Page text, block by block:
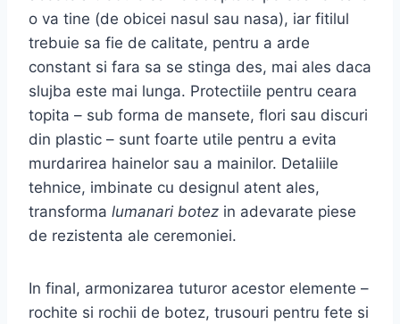
o va tine (de obicei nasul sau nasa), iar fitilul
trebuie sa fie de calitate, pentru a arde
constant si fara sa se stinga des, mai ales daca
slujba este mai lunga. Protectiile pentru ceara
topita – sub forma de mansete, flori sau discuri
din plastic – sunt foarte utile pentru a evita
murdarirea hainelor sau a mainilor. Detaliile
tehnice, imbinate cu designul atent ales,
transforma lumanari botez in adevarate piese
de rezistenta ale ceremoniei.
In final, armonizarea tuturor acestor elemente –
rochite si rochii de botez, trusouri pentru fete si